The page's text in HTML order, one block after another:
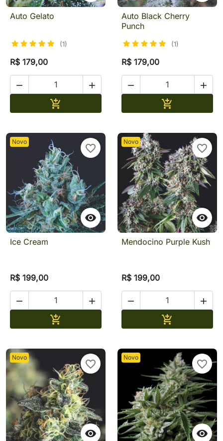
Auto Gelato
(1)
R$ 179,00
 

Auto Black Cherry
Punch
(1)
R$ 179,00
 

Novo

favorite_border
Ice Cream
R$ 199,00
 

Novo

favorite_border
Mendocino Purple Kush
R$ 199,00
 

Novo

favorite_border
Novo

favorite_border